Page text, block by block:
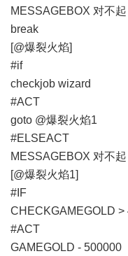
MESSAGEBOX 对不
break
[@爆裂火焰]
#if
checkjob wizard
#ACT
goto @爆裂火焰1
#ELSEACT
MESSAGEBOX 对不起
[@爆裂火焰1]
#IF
CHECKGAMEGOLD >
#ACT
GAMEGOLD - 500000